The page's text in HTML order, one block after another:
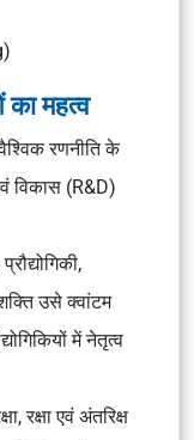
का महत्व
रणनीति के
विकास (R&D)
उसे क्वांटम
में नेतृत्व
रक्षा एवं अंतरिक्ष